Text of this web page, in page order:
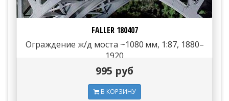
FALLER 180407
Ограждение ж/д моста ~1080 мм, 1:87, 1880–
1920
995 руб
В КОРЗИНУ